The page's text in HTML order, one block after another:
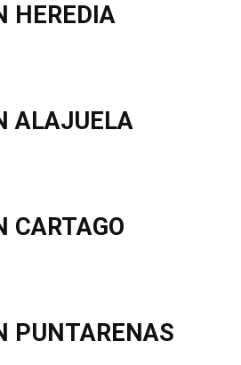
HEREDIA
ALAJUELA
CARTAGO
PUNTARENAS